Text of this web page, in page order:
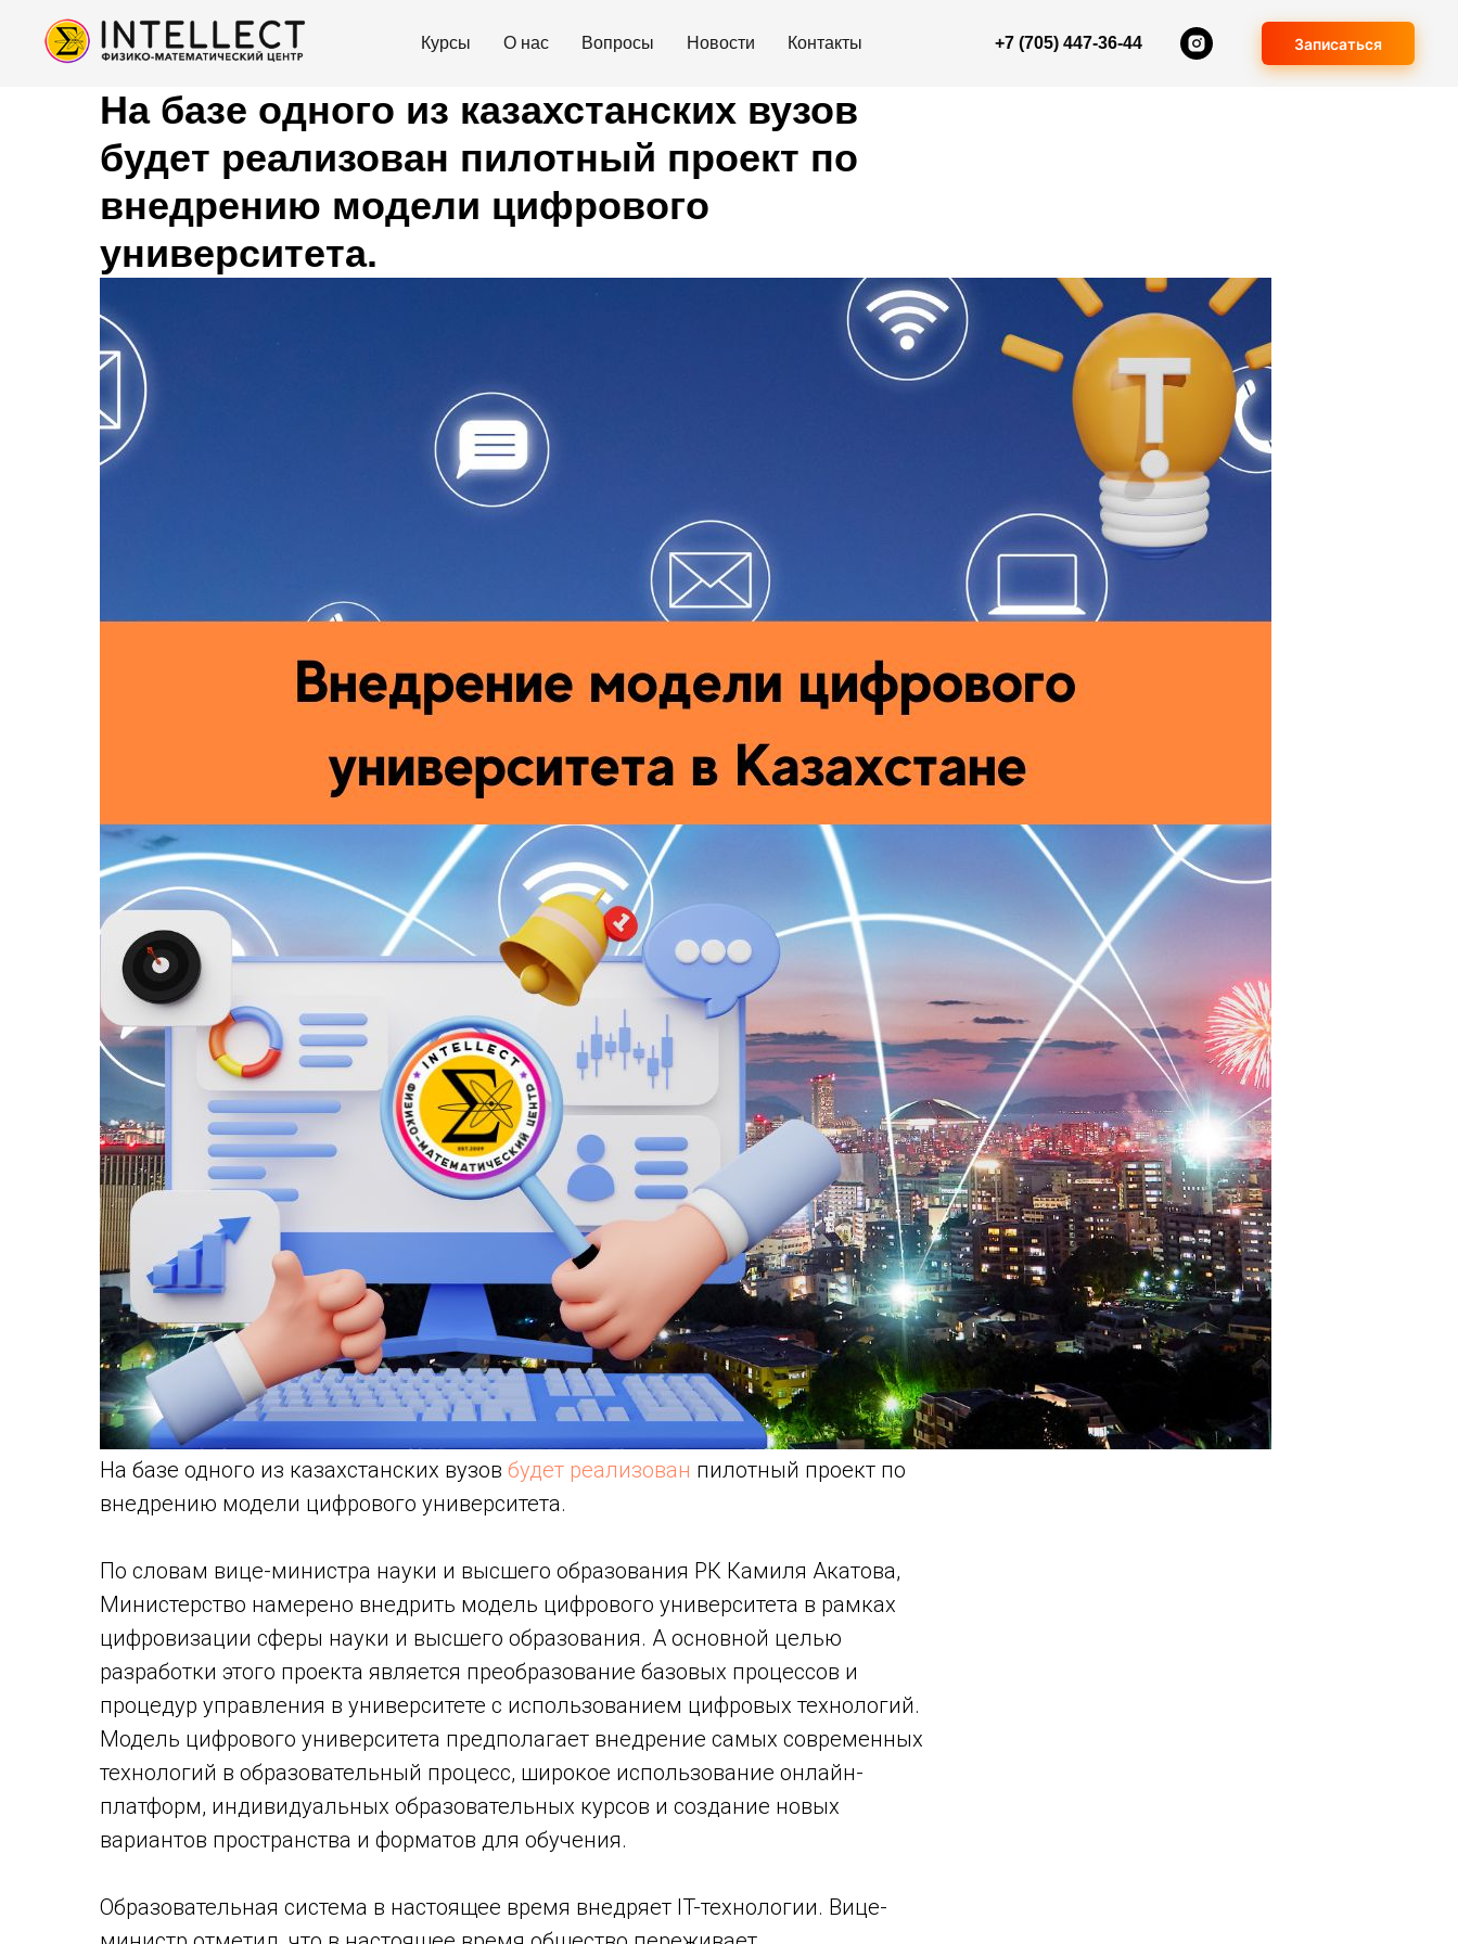
Курсы О нас Вопросы Новости Контакты +7 (705) 447-36-44 Записаться
На базе одного из казахстанских вузов
будет реализован пилотный проект по
внедрению модели цифрового
университета.
На базе одного из казахстанских вузов будет реализован пилотный проект по
внедрению модели цифрового университета.
По словам вице-министра науки и высшего образования РК Камиля Акатова,
Министерство намерено внедрить модель цифрового университета в рамках
цифровизации сферы науки и высшего образования. А основной целью
разработки этого проекта является преобразование базовых процессов и
процедур управления в университете с использованием цифровых технологий.
Модель цифрового университета предполагает внедрение самых современных
технологий в образовательный процесс, широкое использование онлайн-
платформ, индивидуальных образовательных курсов и создание новых
вариантов пространства и форматов для обучения.
Образовательная система в настоящее время внедряет IT-технологии. Вице-